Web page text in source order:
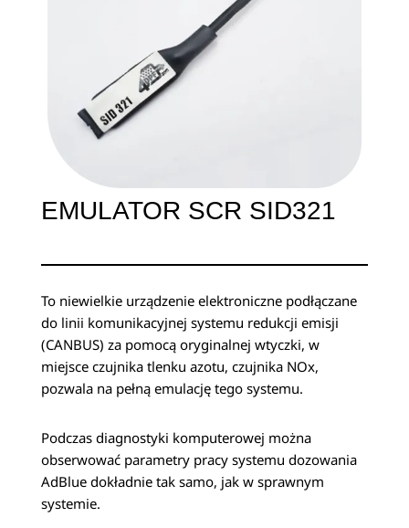
EMULATOR SCR SID321
To niewielkie urządzenie elektroniczne podłączane
do linii komunikacyjnej systemu redukcji emisji
(CANBUS) za pomocą oryginalnej wtyczki, w
miejsce czujnika tlenku azotu, czujnika NOx,
pozwala na pełną emulację tego systemu.
Podczas diagnostyki komputerowej można
obserwować parametry pracy systemu dozowania
AdBlue dokładnie tak samo, jak w sprawnym
systemie.